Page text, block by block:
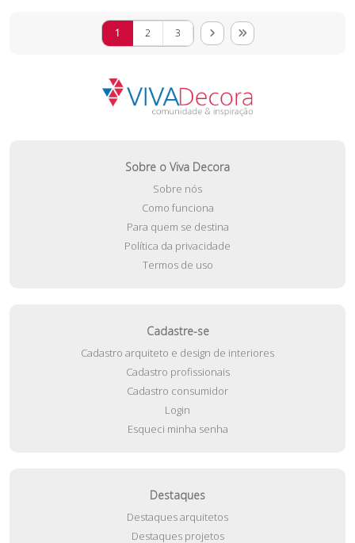
influencia diretamente na praticidade e na estética,
tornando o closet uma peça chave em qualquer
1 2 3
Sobre o Viva Decora
Sobre nós
Como funciona
Para quem se destina
Política da privacidade
Termos de uso
Cadastre-se
Cadastro arquiteto e design de interiores
Cadastro profissionais
Cadastro consumidor
Login
Esqueci minha senha
Destaques
Destaques arquitetos
Destaques projetos